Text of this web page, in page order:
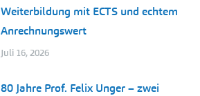
Weiterbildung mit ECTS und echtem
Anrechnungswert
Juli 16, 2026
80 Jahre Prof. Felix Unger – zwei